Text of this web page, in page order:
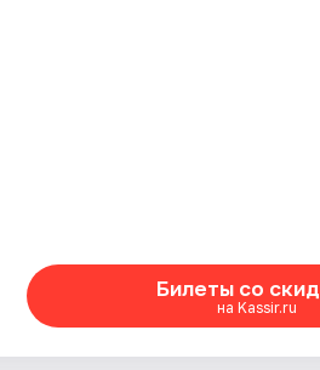
Билеты со
на Kassir.ru